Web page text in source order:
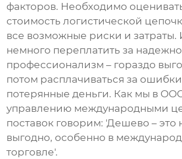
факторов. Необходимо
стоимость логистической
все возможные риски и затраты.
немного переплатить за
профессионализм – гораздо
потом расплачиваться за
потерянные деньги. Как мы в
управлению международными
поставок говорим: 'Дешево – это
выгодно, особенно в
торговле'.